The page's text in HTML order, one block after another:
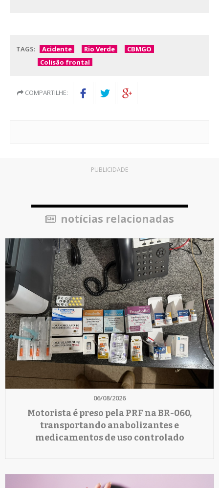
TAGS: Acidente Rio Verde
CBMGO
Colisão frontal
COMPARTILHE:
PUBLICIDADE
notícias relacionadas
06/08/2026
Motorista é preso pela PRF na BR-060,
transportando anabolizantes e
medicamentos de uso controlado